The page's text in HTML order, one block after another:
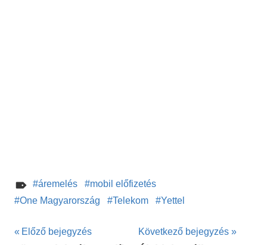
áremelés
mobil előfizetés
One Magyarország
Telekom Yettel
Bejegyzés
Előző bejegyzés Következő bejegyzés